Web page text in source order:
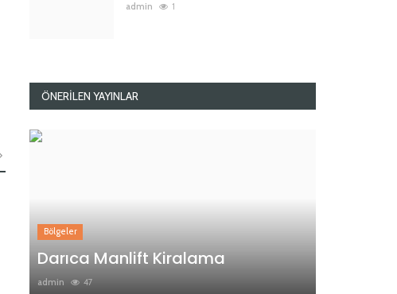
admin 1
ÖNERILEN YAYINLAR
Bölgeler
Darıca Manlift Kiralama
admin 47